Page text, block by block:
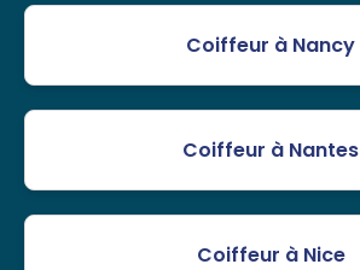
Coiffeur à Nancy
Coiffeur à Nantes
Coiffeur à Nice